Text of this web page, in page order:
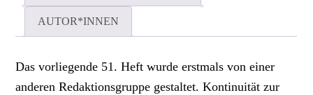
AUTOR*INNEN
Das vorliegende 51. Heft wurde erstmals von einer
anderen Redaktionsgruppe gestaltet. Kontinuität zur